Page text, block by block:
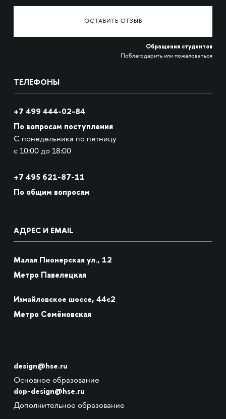
ОСТАВИТЬ ОТЗЫВ
Обращения студентов
Поблагодарить или пожаловаться
ТЕЛЕФОНЫ
+7 499 444-02-84
По вопросам поступления
С понедельника по пятницу
с 10:00 до 18:00
+7 495 621-87-11
По общим вопросам
АДРЕС И EMAIL
Малая Пионерская ул., 12
Метро Павелецкая
Измайловское шоссе, 44с2
Метро Семёновская
design@hse.ru
Основное образование
dop-design@hse.ru
Дополнительное образование